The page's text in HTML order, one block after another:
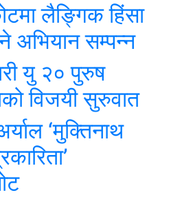
लैङ्गिक हिंसा
अभियान सम्पन्न
यु २० पुरुष
विजयी सुरुवात
‘मुक्तिनाथ